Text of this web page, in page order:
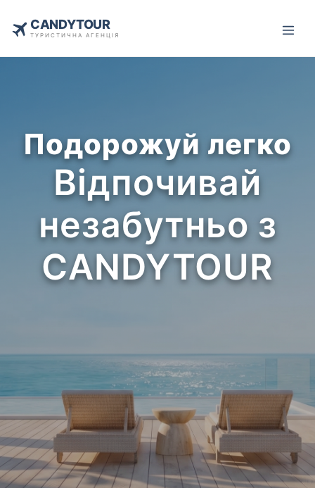
CANDYTOUR
ТУРИСТИЧНА АГЕНЦІЯ
Подорожуй легко
Відпочивай
незабутньо з
CANDYTOUR